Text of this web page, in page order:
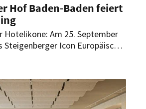
Hof Baden-Baden feiert
Hotelikone: Am 25. September
Steigenberger Icon Europäischer
Gästen aus Politik,
und der Region
Opening mit.